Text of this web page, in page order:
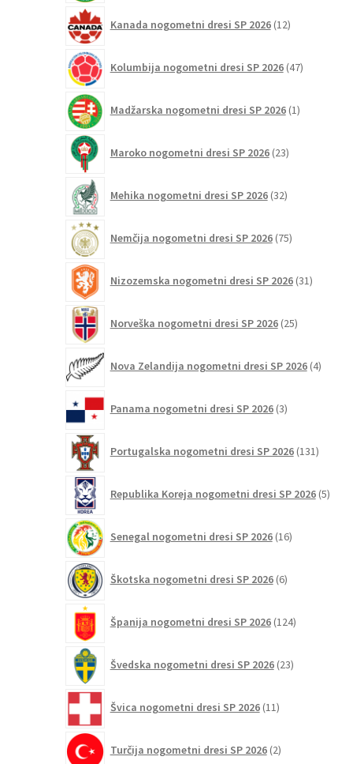
Kanada nogometni dresi SP 2026 12izdelkov
Kolumbija nogometni dresi SP 2026 47izdelkov
Madžarska nogometni dresi SP 2026 1izdelek
Maroko nogometni dresi SP 2026 23izdelkov
Mehika nogometni dresi SP 2026 32izdelkov
Nemčija nogometni dresi SP 2026 75izdelkov
Nizozemska nogometni dresi SP 2026 31izdelkov
Norveška nogometni dresi SP 2026 25izdelkov
Nova Zelandija nogometni dresi SP 2026 4izdelki
Panama nogometni dresi SP 2026 3izdelki
Portugalska nogometni dresi SP 2026 131
Republika Koreja nogometni dresi SP 2026 5
Senegal nogometni dresi SP 2026 16izdelkov
Škotska nogometni dresi SP 2026 6izdelkov
Španija nogometni dresi SP 2026 124izdelkov
Švedska nogometni dresi SP 2026 23izdelkov
Švica nogometni dresi SP 2026 11izdelkov
Turčija nogometni dresi SP 2026 2izdelka